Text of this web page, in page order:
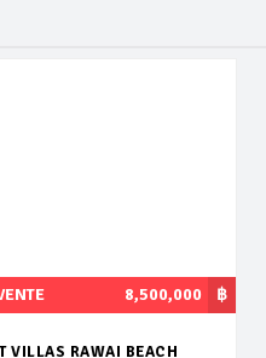
฿
8,500,000
VILLAS RAWAI BEACH